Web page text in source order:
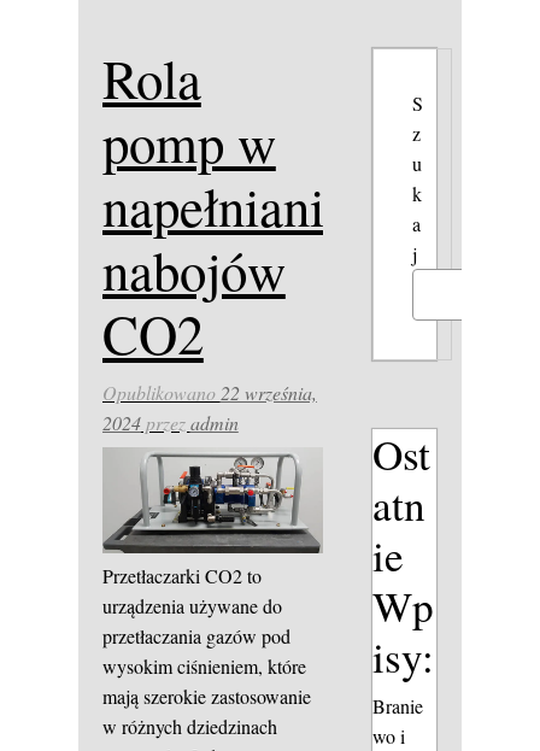
Rola
pomp w
napełnianiu
nabojów
CO2
Opublikowano 22 września,
2024przezadmin
Przetłaczarki CO2 to
urządzenia używane do
przetłaczania gazów pod
wysokim ciśnieniem, które
mają szerokie zastosowanie
w różnych dziedzinach
S
z
u
k
a
j
Ost
atn
ie
Wp
isy:
Branie
wo i